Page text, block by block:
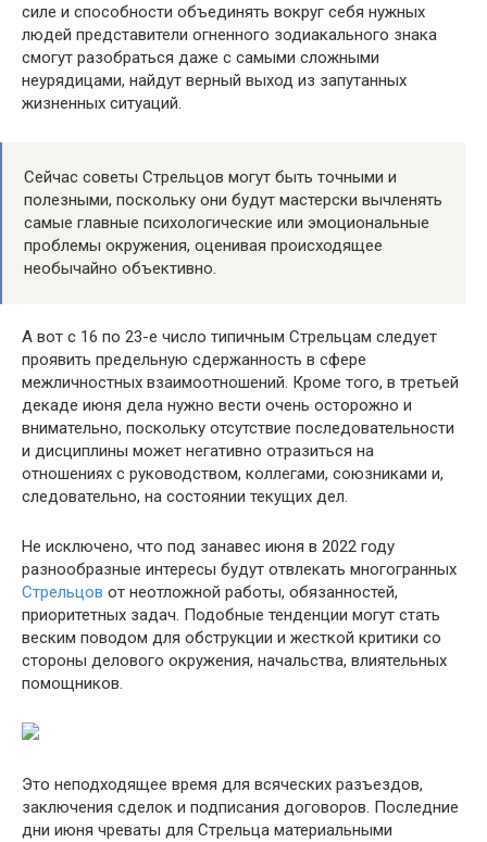
силе и способности объединять вокруг себя нужных
людей представители огненного зодиакального знака
смогут разобраться даже с самыми сложными
неурядицами, найдут верный выход из запутанных
жизненных ситуаций.
Сейчас советы Стрельцов могут быть точными и
полезными, поскольку они будут мастерски вычленять
самые главные психологические или эмоциональные
проблемы окружения, оценивая происходящее
необычайно объективно.
А вот с 16 по 23-е число типичным Стрельцам следует
проявить предельную сдержанность в сфере
межличностных взаимоотношений. Кроме того, в третьей
декаде июня дела нужно вести очень осторожно и
внимательно, поскольку отсутствие последовательности
и дисциплины может негативно отразиться на
отношениях с руководством, коллегами, союзниками и,
следовательно, на состоянии текущих дел.
Не исключено, что под занавес июня в 2022 году
разнообразные интересы будут отвлекать многогранных
Стрельцов от неотложной работы, обязанностей,
приоритетных задач. Подобные тенденции могут стать
веским поводом для обструкции и жесткой критики со
стороны делового окружения, начальства, влиятельных
помощников.
Это неподходящее время для всяческих разъездов,
заключения сделок и подписания договоров. Последние
дни июня чреваты для Стрельца материальными